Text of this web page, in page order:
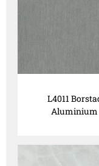
L4011
Aluminium